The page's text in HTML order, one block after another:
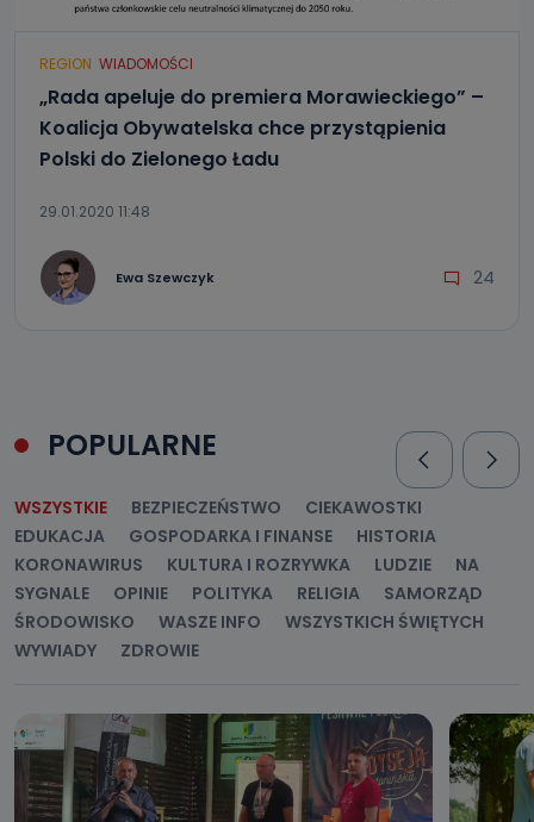
REGION WIADOMOŚCI
„Rada apeluje do premiera Morawieckiego” –
Koalicja Obywatelska chce przystąpienia
Polski do Zielonego Ładu
29.01.2020 11:48
Ewa Szewczyk 24
POPULARNE
WSZYSTKIE BEZPIECZEŃSTWO
CIEKAWOSTKI
EDUKACJA
GOSPODARKA I FINANSE
HISTORIA
KORONAWIRUS
KULTURA I ROZRYWKA LUDZIE
NA
SYGNALE
OPINIE POLITYKA RELIGIA
SAMORZĄD
ŚRODOWISKO
WASZE INFO
WSZYSTKICH ŚWIĘTYCH
WYWIADY
ZDROWIE